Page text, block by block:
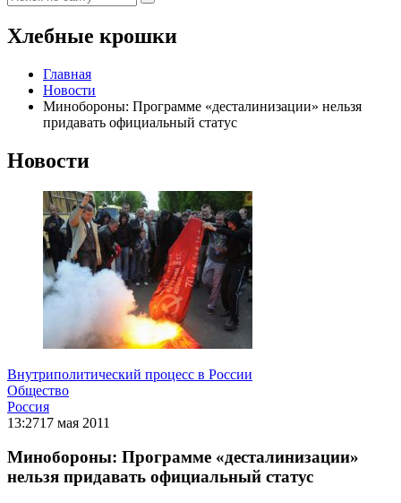
Хлебные крошки
Главная
Новости
Минобороны: Программе «десталинизации» нельзя
придавать официальный статус
Новости
Внутриполитический процесс в России
Общество
Россия
13:2717 мая 2011
Минобороны: Программе «десталинизации»
нельзя придавать официальный статус